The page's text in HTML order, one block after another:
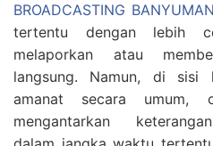
BROADCASTING
tertentu dengan lebih
melaporkan atau
langsung. Namun, di sisi
amanat secara umum,
mengantarkan